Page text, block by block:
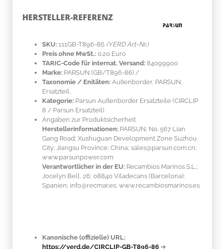
HERSTELLER-REFERENZ
SKU: 111GB-T896-86 (YERD Art-Nr.)
Preis ohne MwSt.: 0.20 Euro
TARIC-Code für internat. Versand: 84099900
Marke: PARSUN (GB/T896-86) /
Taxonomie / Enitäten: Außenborder, PARSUN,
Ersatzteil,
Kategorie: Parsun Außenborder Ersatzteile (CIRCLIP
8 / Parsun Ersatzteil)
Angaben zur Produktsicherheit
Herstellerinformationen: PARSUN; No. 567 Lian
Gang Road; Xushuguan Development Zone Suzhou
City; Jiangsu Province; China; sales@parsun.com.cn;
www.parsunpower.com
Verantwortlicher in der EU: Recambios Marinos S.L.;
Jocelyn Bell, 26; 08840 Viladecans (Barcelona);
Spanien; info@recmar.es; www.recambiosmarinos.es
Kanonische (offizielle) URL:
https://yerd.de/CIRCLIP-GB-T896-86 ➔